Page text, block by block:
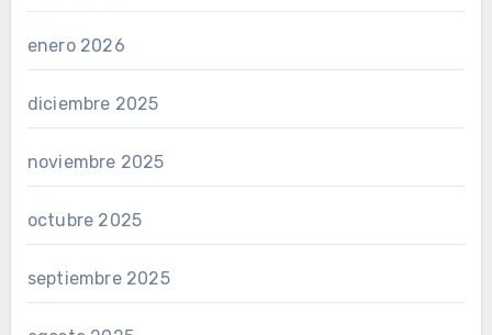
enero 2026
diciembre 2025
noviembre 2025
octubre 2025
septiembre 2025